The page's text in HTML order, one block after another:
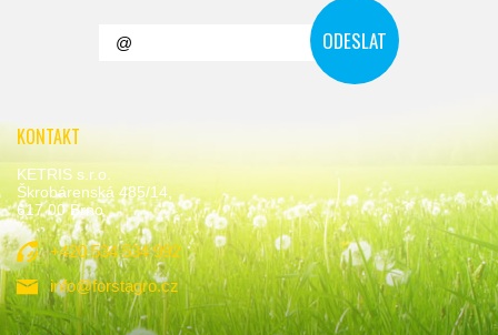
KONTAKT
KETRIS s.r.o.
Škrobárenská 485/14,
617 00 Brno
+420 534 534 992
info@forstagro.cz